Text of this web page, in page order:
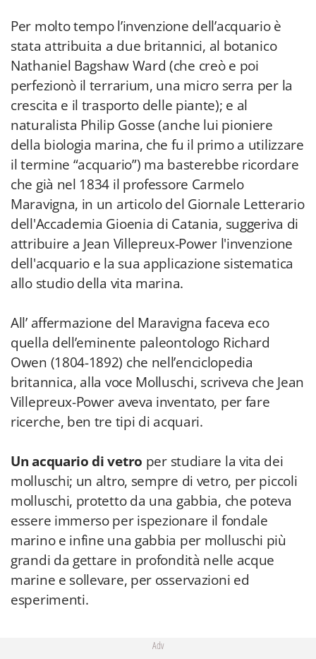
Per molto tempo l’invenzione dell’acquario è
stata attribuita a due britannici, al botanico
Nathaniel Bagshaw Ward (che creò e poi
perfezionò il terrarium, una micro serra per la
crescita e il trasporto delle piante); e al
naturalista Philip Gosse (anche lui pioniere
della biologia marina, che fu il primo a utilizzare
il termine “acquario”) ma basterebbe ricordare
che già nel 1834 il professore Carmelo
Maravigna, in un articolo del Giornale Letterario
dell'Accademia Gioenia di Catania, suggeriva di
attribuire a Jean Villepreux-Power l'invenzione
dell'acquario e la sua applicazione sistematica
allo studio della vita marina.
All’ affermazione del Maravigna faceva eco
quella dell’eminente paleontologo Richard
Owen (1804-1892) che nell’enciclopedia
britannica, alla voce Molluschi, scriveva che Jean
Villepreux-Power aveva inventato, per fare
ricerche, ben tre tipi di acquari.
Un acquario di vetro per studiare la vita dei
molluschi; un altro, sempre di vetro, per piccoli
molluschi, protetto da una gabbia, che poteva
essere immerso per ispezionare il fondale
marino e infine una gabbia per molluschi più
grandi da gettare in profondità nelle acque
marine e sollevare, per osservazioni ed
esperimenti.
Adv